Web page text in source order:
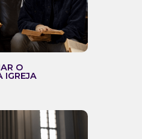
O
IGREJA